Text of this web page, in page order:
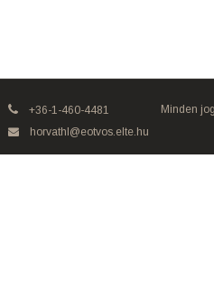
+36-1-460-4481
horvathl@eotvos.elte.hu
Minden